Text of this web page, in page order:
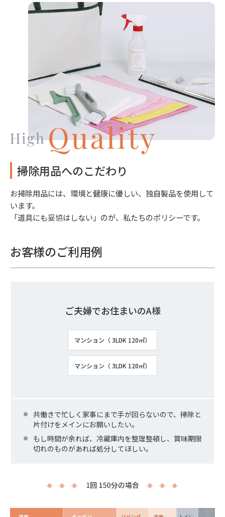
掃除用品へのこだわり
お掃除用品には、環境と健康に優しい、独自製品を使用して
います。
「道具にも妥協はしない」のが、私たちのポリシーです。
お客様のご利用例
ご夫婦でお住まいのA様
マンション（ 3LDK 120㎡）
マンション（ 3LDK 120㎡）
共働きで忙しく家事にまで手が回らないので、掃除と
片付けをメインにお願いしたい。
もし時間が余れば、冷蔵庫内を整理整頓し、賞味期限
切れのものがあれば処分してほしい。